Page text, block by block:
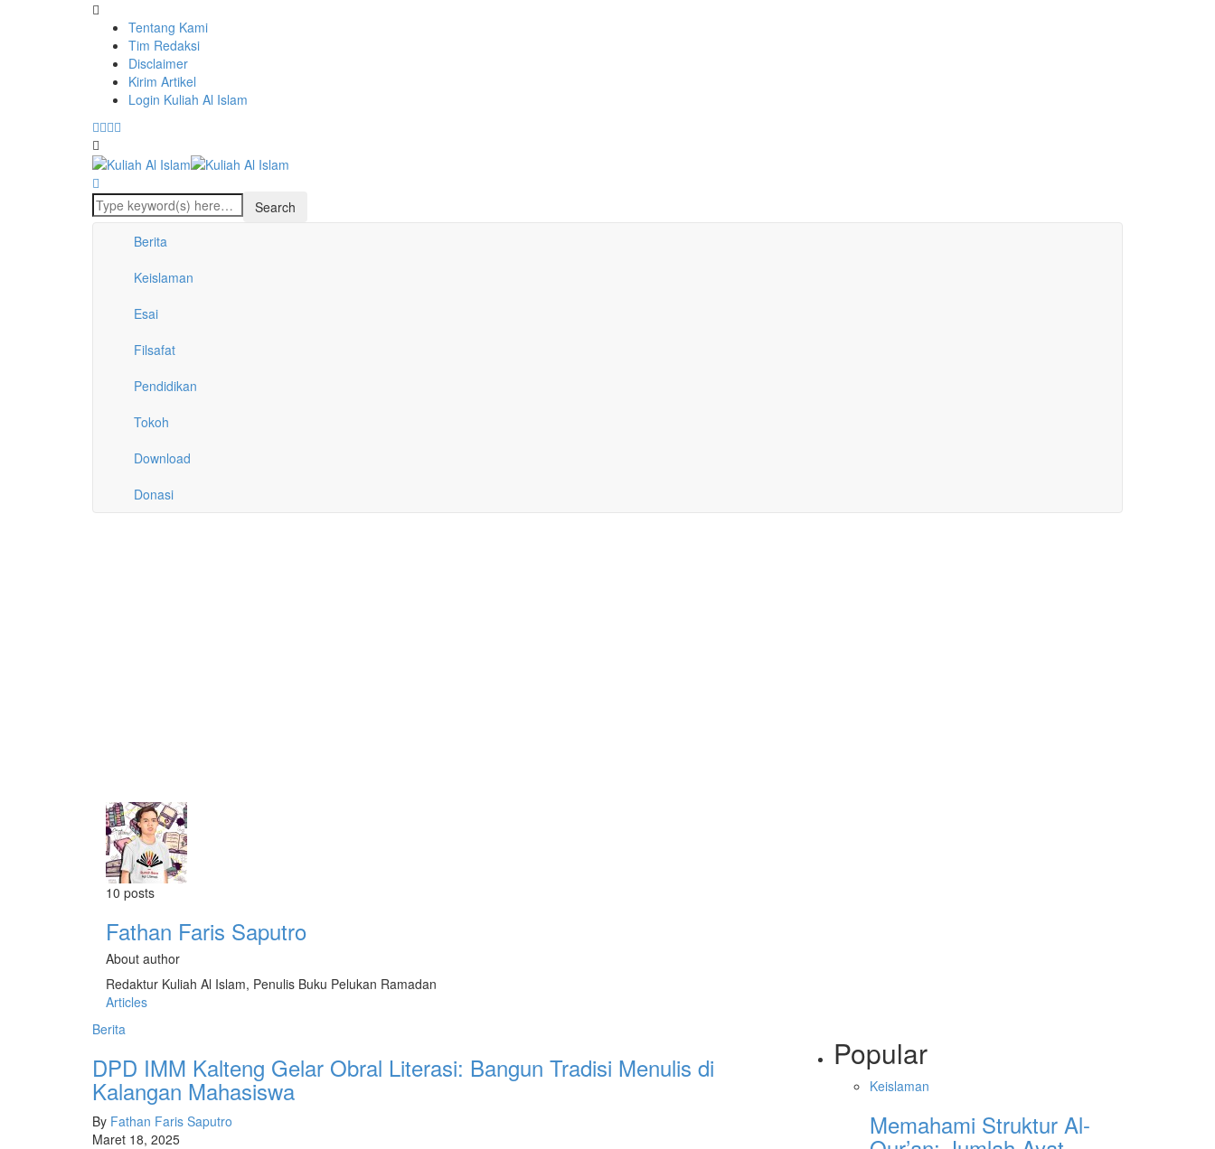
Tentang Kami
Tim Redaksi
Disclaimer
Kirim Artikel
Login Kuliah Al Islam
Berita
Keislaman
Esai
Filsafat
Pendidikan
Tokoh
Download
Donasi
10 posts
Fathan Faris Saputro
About author
Redaktur Kuliah Al Islam, Penulis Buku Pelukan Ramadan
Articles
Berita
DPD IMM Kalteng Gelar Obral Literasi: Bangun Tradisi Menulis di
Kalangan Mahasiswa
By Fathan Faris Saputro
Maret 18, 2025
Popular
Keislaman
Memahami Struktur Al-